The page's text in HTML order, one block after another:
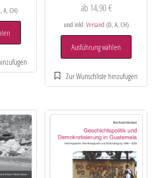
A, CH) ab 14,90 €
und inkl. Versand (D, A, CH)
Ausführung wählen